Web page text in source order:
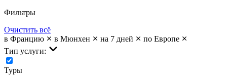
Фильтры
Очистить всё
в Францию
в Мюнхен на 7 дней
по Европе
Тип услуги:
Туры